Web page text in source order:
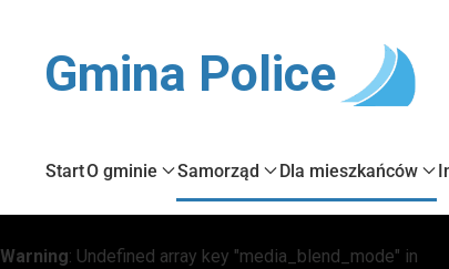
Gmina Police
StartO gminie Samorząd Dla mieszkańców
Warning: Undefined array key "media_blend_mode" in